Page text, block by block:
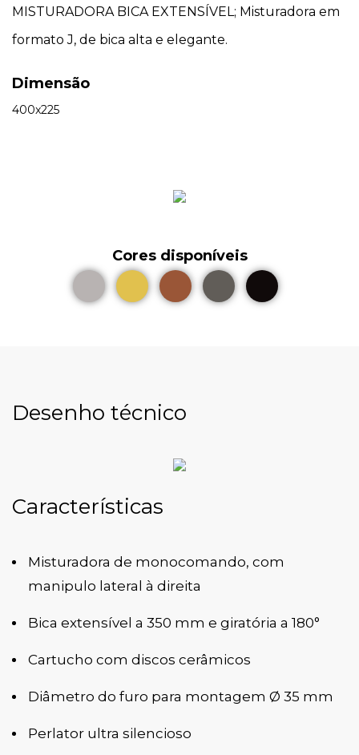
MISTURADORA BICA EXTENSÍVEL; Misturadora em
formato J, de bica alta e elegante.
Dimensão
400x225
Cores disponíveis
Desenho técnico
Características
Misturadora de monocomando, com
manipulo lateral à direita
Bica extensível a 350 mm e giratória a 180°
Cartucho com discos cerâmicos
Diâmetro do furo para montagem Ø 35 mm
Perlator ultra silencioso